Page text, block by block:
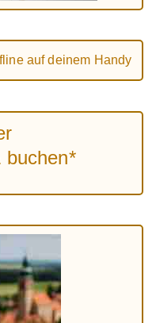
auf deinem Handy
buchen*